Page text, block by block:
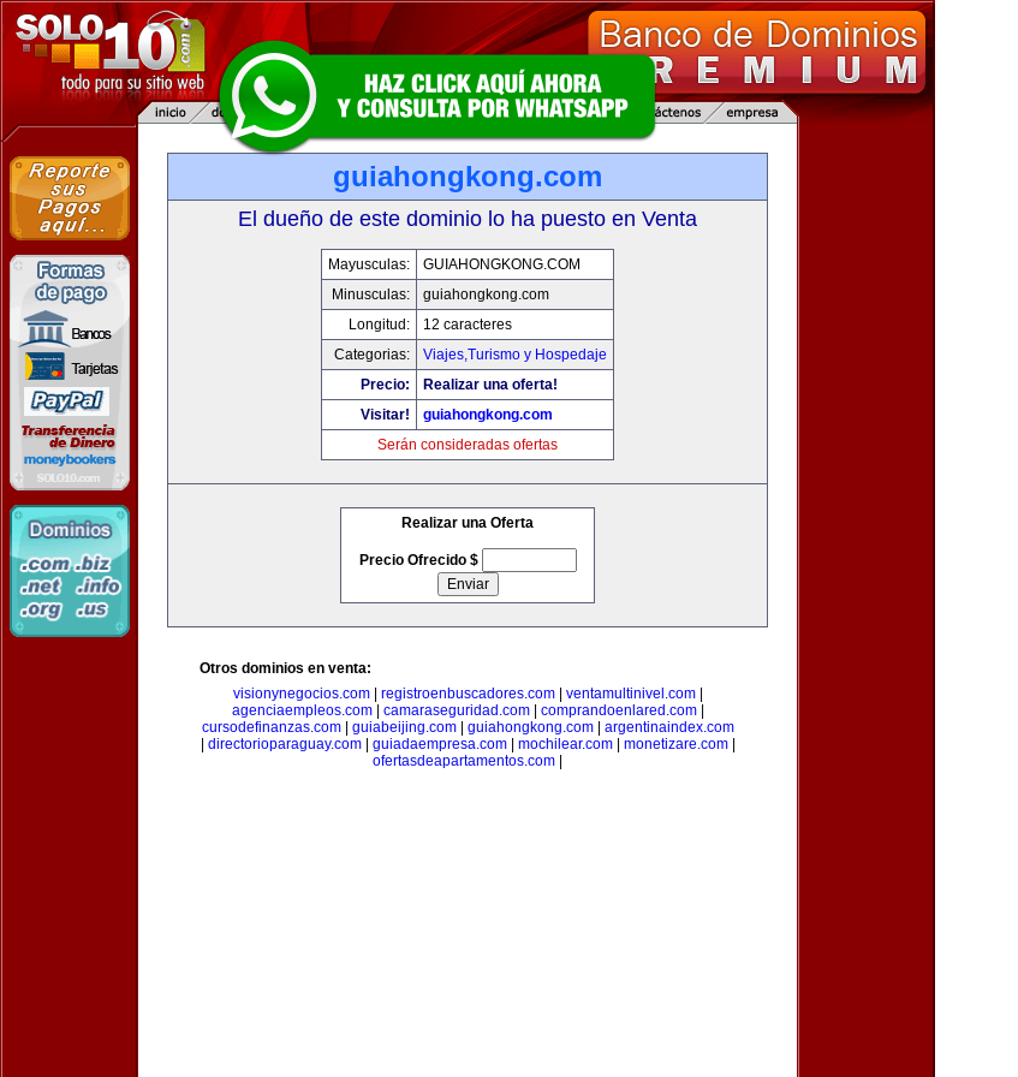
guiahongkong.com
El dueño de este dominio lo ha puesto en Venta
Mayusculas:
GUIAHONGKONG.COM
Minusculas:
guiahongkong.com
Longitud:
12 caracteres
Categorias:
Viajes,Turismo y Hospedaje
Precio:
Realizar una oferta!
Visitar!
guiahongkong.com
Serán consideradas ofertas
Realizar una Oferta
Precio Ofrecido $
Otros dominios en venta:
visionynegocios.com| registroenbuscadores.com| ventamultinivel.com|
agenciaempleos.com| camaraseguridad.com| comprandoenlared.com|
cursodefinanzas.com| guiabeijing.com| guiahongkong.com| argentinaindex.com
directorioparaguay.com| guiadaempresa.com| mochilear.com| monetizare.com|
ofertasdeapartamentos.com